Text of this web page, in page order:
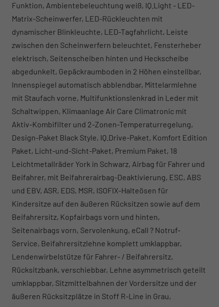
Funktion, Ambientebeleuchtung weiß, IQ.Light - LED-
Matrix-Scheinwerfer, LED-Rückleuchten mit
dynamischer Blinkleuchte, LED-Tagfahrlicht, Leiste
zwischen den Scheinwerfern beleuchtet, Fensterheber
elektrisch, Seitenscheiben hinten und Heckscheibe
abgedunkelt, Gepäckraumboden in 2 Höhen einstellbar,
Innenspiegel automatisch abblendbar, Mittelarmlehne
mit Staufach vorne, Multifunktionslenkrad in Leder mit
Schaltwippen, Klimaanlage Air Care Climatronic mit
Aktiv-Kombifilter und 2-Zonen-Temperaturregelung,
Design-Paket Black Style, IQ.Drive-Paket, Komfort Edition
Paket, Licht-und-Sicht-Paket, Premium Paket, 18
Leichtmetallräder York in Schwarz, Airbag für Fahrer und
Beifahrer, mit Beifahrerairbag-Deaktivierung, ESC, ABS
und EBV, ASR, EDS, MSR, ISOFIX-Halteösen für
Kindersitze auf den äußeren Rücksitzen sowie auf dem
Beifahrersitz, Kopfairbags vorn und hinten,
Seitenairbags vorn, Servolenkung, eCall ? Notruf-
Service, Beifahrersitzlehne komplett umklappbar,
Lendenwirbelstütze für Fahrer- / Beifahrersitz,
Rücksitzbank, verschiebbar, Lehne asymmetrisch geteilt
umklappbar, Sitzmittelbahnen der Vordersitze und der
äußeren Rücksitzplätze in Stoff R-Line in Grau,